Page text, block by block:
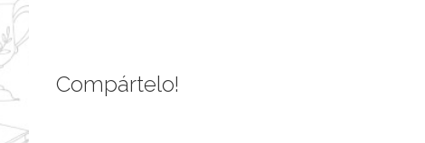
Compártelo!